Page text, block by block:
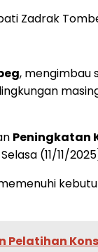
Zadrak
, mengimbau
Peningkatan
(11/11/
Pelatihan